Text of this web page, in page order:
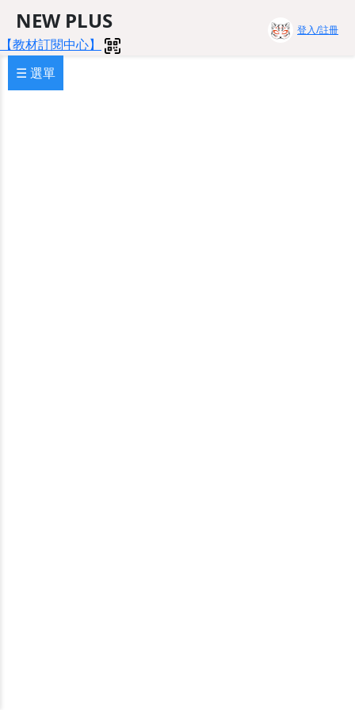
NEW PLUS
【教材訂閱中心】
登入/註冊
☰ 選單